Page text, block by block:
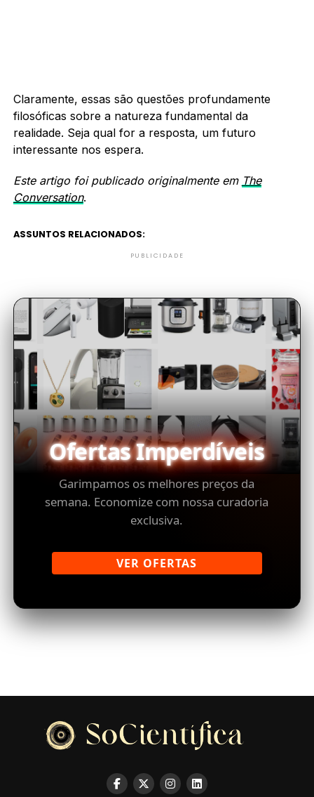
Claramente, essas são questões profundamente
filosóficas sobre a natureza fundamental da
realidade. Seja qual for a resposta, um futuro
interessante nos espera.
Este artigo foi publicado originalmente em The
Conversation.
ASSUNTOS RELACIONADOS:
PUBLICIDADE
Ofertas Imperdíveis
Garimpamos os melhores preços da
semana. Economize com nossa curadoria
exclusiva.
VER OFERTAS